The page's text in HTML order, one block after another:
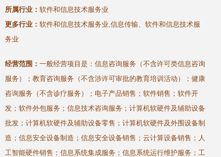
所属行业： 软件和信息技术服务业
更多行业： 软件和信息技术服务业,信息传输、软件和信息技术服
务业
经营范围： 一般经营项目是：信息咨询服务（不含许可类信息咨询
服务）；教育咨询服务（不含涉许可审批的教育培训活动）；健康
咨询服务（不含诊疗服务）；电子产品销售；软件销售；软件开
发；软件外包服务；信息技术咨询服务；计算机软硬件及辅助设备
批发；计算机软硬件及辅助设备零售；计算机软硬件及外围设备制
造；信息安全设备制造；信息安全设备销售；云计算设备销售；人
工智能硬件销售；信息系统集成服务；信息系统运行维护服务；工